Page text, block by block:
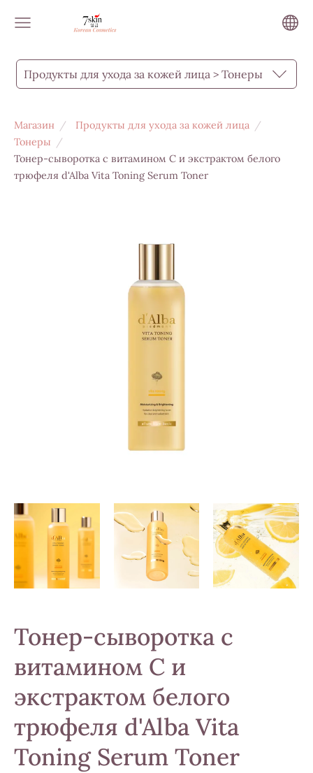
Продукты для ухода за кожей лица > Тонеры
Магазин
Продукты для ухода за кожей лица
Тонеры
Тонер-сыворотка с витамином С и экстрактом белого
трюфеля d'Alba Vita Toning Serum Toner
Тонер-сыворотка с
витамином С и
экстрактом белого
трюфеля d'Alba Vita
Toning Serum Toner